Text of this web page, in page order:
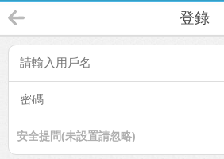
登錄
安全提問(未設置請忽略)